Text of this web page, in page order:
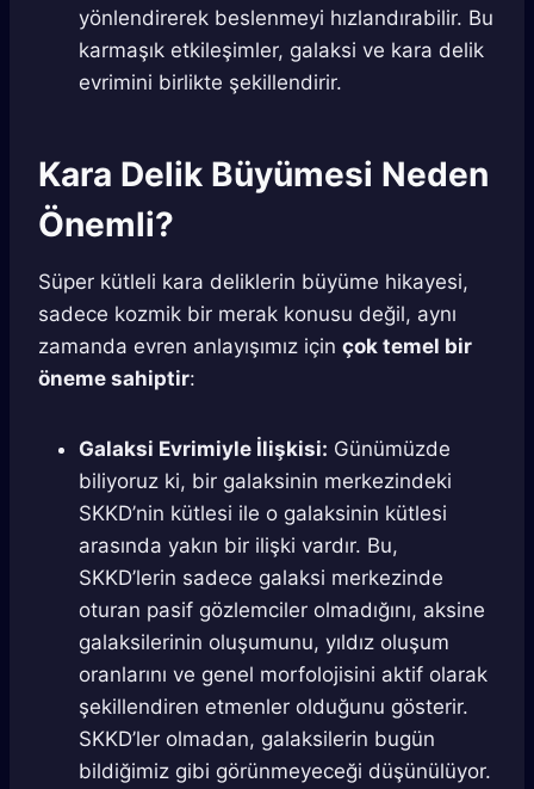
yönlendirerek beslenmeyi hızlandırabilir. Bu
karmaşık etkileşimler, galaksi ve kara delik
evrimini birlikte şekillendirir.
Kara Delik Büyümesi Neden
Önemli?
Süper kütleli kara deliklerin büyüme hikayesi,
sadece kozmik bir merak konusu değil, aynı
zamanda evren anlayışımız için çok temel bir
öneme sahiptir:
Galaksi Evrimiyle İlişkisi: Günümüzde
biliyoruz ki, bir galaksinin merkezindeki
SKKD’nin kütlesi ile o galaksinin kütlesi
arasında yakın bir ilişki vardır. Bu,
SKKD’lerin sadece galaksi merkezinde
oturan pasif gözlemciler olmadığını, aksine
galaksilerinin oluşumunu, yıldız oluşum
oranlarını ve genel morfolojisini aktif olarak
şekillendiren etmenler olduğunu gösterir.
SKKD’ler olmadan, galaksilerin bugün
bildiğimiz gibi görünmeyeceği düşünülüyor.